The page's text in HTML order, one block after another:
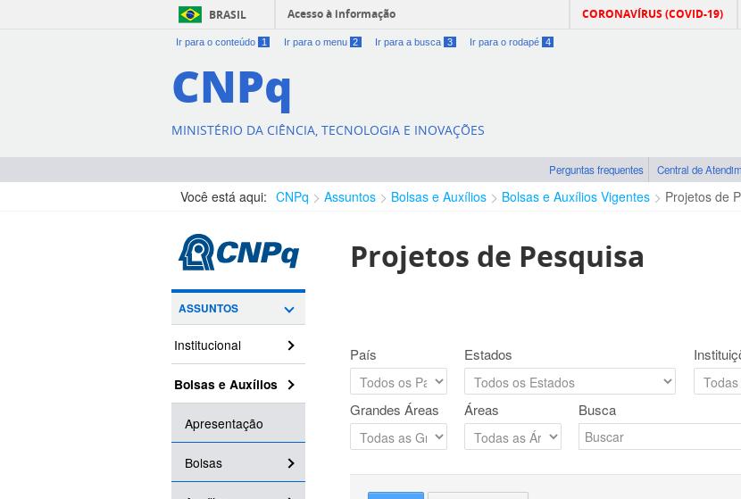
BRASIL Acesso à informação CORONAVÍRUS (COVID-19)
Ir para o conteúdo 1 Ir para o menu 2 Ir para a busca 3 Ir para o rodapé 4
CNPq
MINISTÉRIO DA CIÊNCIA, TECNOLOGIA E INOVAÇÕES
Perguntas frequentes Central de
Você está aqui: CNPq Assuntos Bolsas e Auxílios Bolsas e Auxílios Vigentes Projetos de
ASSUNTOS
Institucional
Bolsas e Auxílios
Apresentação
Bolsas
Projetos de Pesquisa
País Estados
Grandes Áreas Áreas Busca